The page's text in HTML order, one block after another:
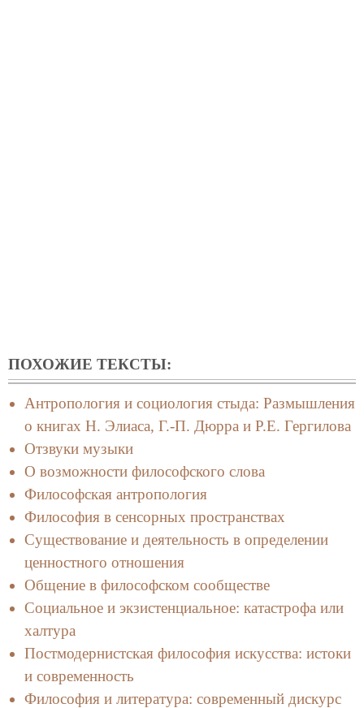
ПОХОЖИЕ ТЕКСТЫ:
Антропология и социология стыда: Размышления
о книгах Н. Элиаса, Г.-П. Дюрра и Р.Е. Гергилова
Отзвуки музыки
О возможности философского слова
Философская антропология
Философия в сенсорных пространствах
Существование и деятельность в определении
ценностного отношения
Общение в философском сообществе
Социальное и экзистенциальное: катастрофа или
халтура
Постмодернистская философия искусства: истоки
и современность
Философия и литература: современный дискурс